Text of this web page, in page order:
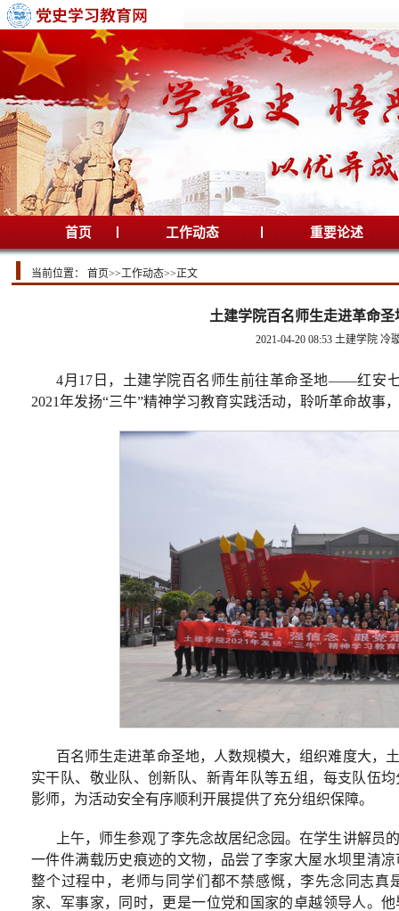
首页 工作动态 重要论述
当前位置： 首页>>工作动态>>正文
土建学院百名师生走进革命圣
2021-04-20 08:53 土建学院 冷
4月17日，土建学院百名师生前往革命圣地——红安
2021年发扬“三牛”精神学习教育实践活动，聆听革命故事
百名师生走进革命圣地，人数规模大，组织难度大，
实干队、敬业队、创新队、新青年队等五组，每支队伍
影师，为活动安全有序顺利开展提供了充分组织保障。
上午，师生参观了李先念故居纪念园。在学生讲解员
一件件满载历史痕迹的文物，品尝了李家大屋水坝里清
整个过程中，老师与同学们都不禁感慨，李先念同志真
家、军事家，同时，更是一位党和国家的卓越领导人。